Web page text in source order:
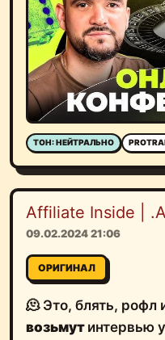
ТОН: НЕЙТРАЛЬНО
Affiliate Inside |
09.02.2024 21:06
ОРИГИНАЛ
🫠 Это, блять, рофл
возьмут интервью